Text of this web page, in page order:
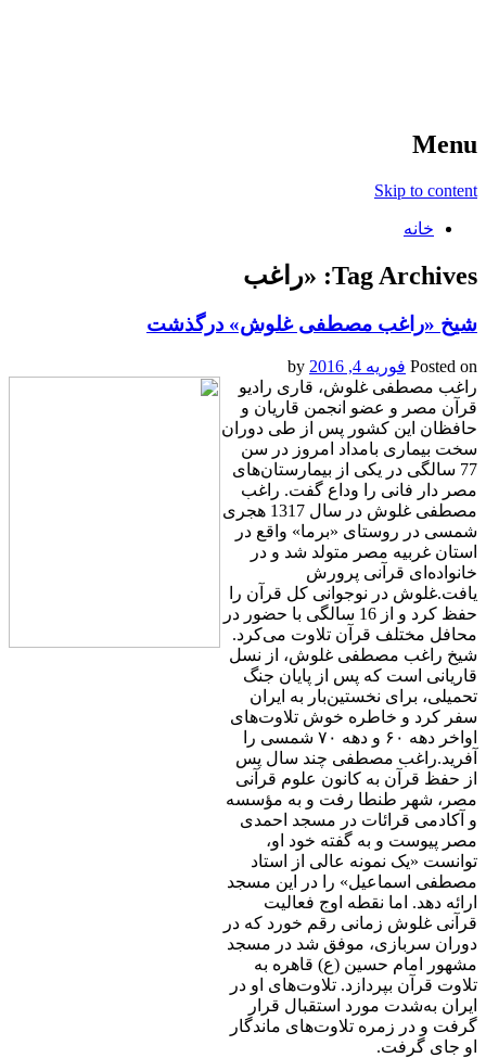
Menu
Skip to content
خانه
Tag Archives: «راغب
شيخ «راغب مصطفی غلوش» درگذشت
Posted on فوریه 4, 2016
راغب مصطفی غلوش، قاری رادیو
قرآن مصر و عضو انجمن قاریان و
حافظان این کشور پس از طی دوران
سخت بیماری بامداد امروز در سن
77 سالگی در یکی از بیمارستان‌های
مصر دار فانی را وداع گفت. راغب
مصطفی غلوش در سال 1317 هجری
شمسی در روستای «برما» واقع در
استان غربیه مصر متولد شد و در
خانواده‌ای قرآنی پرورش
یافت.غلوش در نوجوانی کل قرآن را
حفظ کرد و از 16 سالگی با حضور در
محافل مختلف قرآن تلاوت می‌کرد.
شیخ راغب مصطفی غلوش، از نسل
قاریانی است که پس از پایان جنگ
تحمیلی، برای نخستین‌بار به ایران
سفر کرد و خاطره خوش تلاوت‌های
اواخر دهه ۶۰ و دهه ۷۰ شمسی را
آفرید.راغب مصطفی چند سال پس
از حفظ قرآن به کانون علوم قرآنی
مصر، شهر طنطا رفت و به مؤسسه
و آکادمى قرائات در مسجد احمدى
مصر پیوست و به گفته خود او،
توانست «یک نمونه عالى از استاد
مصطفى اسماعیل» را در این مسجد
ارائه دهد. اما نقطه اوج فعالیت
قرآنی غلوش زمانی رقم خورد که در
دوران سربازی، موفق شد در مسجد
مشهور امام حسین (ع) قاهره به
تلاوت قرآن بپردازد. تلاوت‌های او در
ایران به‌شدت مورد استقبال قرار
گرفت و در زمره تلاوت‌های ماندگار
او جای گرفت.